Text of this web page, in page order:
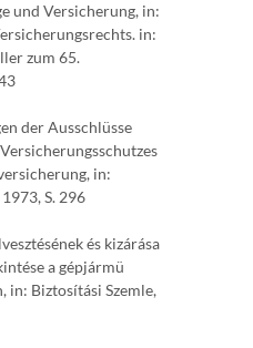
und Versicherung, in:
in:
zum 65.
der Ausschlüsse
in:
S. 296
és kizárása
a gépjármü
in: Biztosítási Szemle,